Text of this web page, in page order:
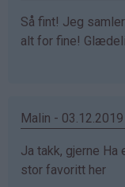
Så fint! Jeg
alt for fine!
Malin -
Ja takk, gjerne
stor favoritt her